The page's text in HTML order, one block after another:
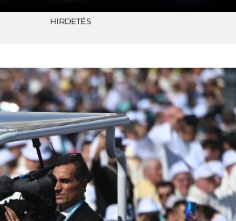
HIRDETÉS